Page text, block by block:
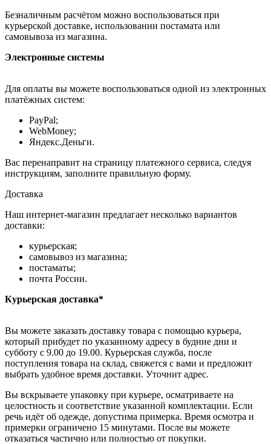
Безналичным расчётом можно воспользоваться при
курьерской доставке, использовании постамата или
самовывоза из магазина.
Электронные системы
Для оплаты вы можете воспользоваться одной из электронных
платёжных систем:
PayPal;
WebMoney;
Яндекс.Деньги.
Вас перенаправит на страницу платежного сервиса, следуя
инструкциям, заполните правильную форму.
Доставка
Наш интернет-магазин предлагает несколько вариантов
доставки:
курьерская;
самовывоз из магазина;
постаматы;
почта России.
Курьерская доставка*
Вы можете заказать доставку товара с помощью курьера,
который прибудет по указанному адресу в будние дни и
субботу с 9.00 до 19.00. Курьерская служба, после
поступления товара на склад, свяжется с вами и предложит
выбрать удобное время доставки. Уточнит адрес.
Вы вскрываете упаковку при курьере, осматриваете на
целостность и соответствие указанной комплектации. Если
речь идёт об одежде, допустима примерка. Время осмотра и
примерки ограничено 15 минутами. После вы можете
отказаться частично или полностью от покупки.